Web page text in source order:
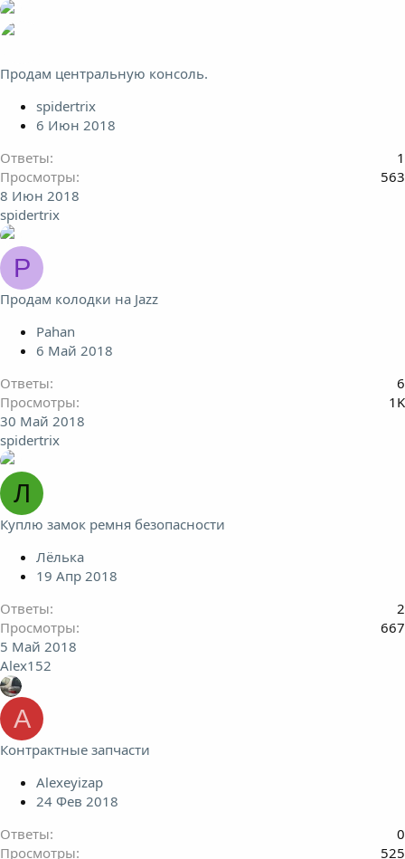
Продам центральную консоль.
spidertrix
6 Июн 2018
Ответы
1
Просмотры
563
8 Июн 2018
spidertrix
P
Продам колодки на Jazz
Pahan
6 Май 2018
Ответы
6
Просмотры
1K
30 Май 2018
spidertrix
Л
Куплю замок ремня безопасности
Лёлька
19 Апр 2018
Ответы
2
Просмотры
667
5 Май 2018
Alex152
A
Контрактные запчасти
Alexeyizap
24 Фев 2018
Ответы
0
Просмотры
525